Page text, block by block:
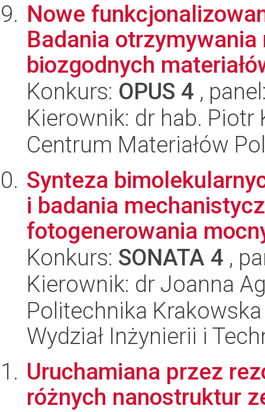
Nowe
Badania
biozgodnych
Konkurs: OPUS 4 ,
Kierownik: dr hab. Piotr
Centrum Materiałów
Synteza
i badania
fotogenerowania
Konkurs: SONATA 4 ,
Kierownik: dr Joanna
Politechnika
Wydział Inżynierii i
Uruchamiana przez
różnych nanostruktur